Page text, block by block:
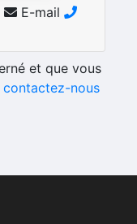
E-mail
et que vous
contactez-nous